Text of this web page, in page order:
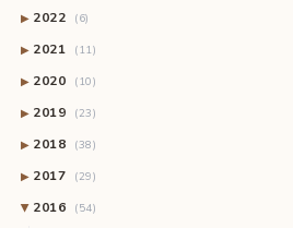
▶ 2022 (6)
▶ 2021 (11)
▶ 2020 (10)
▶ 2019 (23)
▶ 2018 (38)
▶ 2017 (29)
▶ 2016 (54)